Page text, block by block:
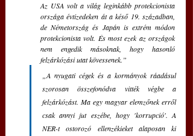
Az USA volt a világ leginkább protekcionista
országa évtizedeken át a késő 19. században,
de Németország és Japán is extrém módon
protekcionista volt. És most ezek az országok
nem engedik másoknak, hogy hasonló
felzárkózási utat kövessenek.”
„A nyugati cégek és a kormányok ráadásul
szorosan összefonódva vitték végbe a
felzárkózást. Ma egy magyar elemzőnek erről
csak annyi jut eszébe, hogy 'korrupció'. A
NER-t ostorozó ellenzékieket alaposan ki